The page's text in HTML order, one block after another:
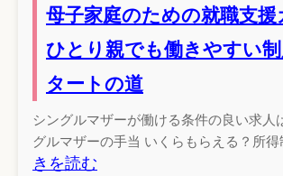
母子家庭のための就職支援
ひとり親でも働きやすい
タートの道
シングルマザーが働ける条件の良い求人
グルマザーの手当 いくらもらえる？所得
きを読む